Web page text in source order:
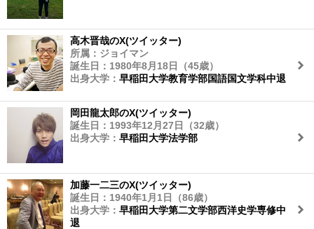
高木晋哉のX(ツイッター)
所属：ジョイマン
誕生日：1980年8月18日（45歳）
出身大学： 早稲田大学教育学部国語国文学科中退
岡田龍太郎のX(ツイッター)
誕生日：1993年12月27日（32歳）
出身大学： 早稲田大学法学部
加藤一二三のX(ツイッター)
誕生日：1940年1月1日（86歳）
出身大学： 早稲田大学第二文学部西洋史学専修中
退